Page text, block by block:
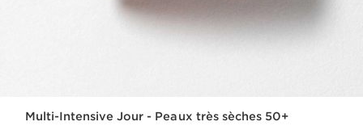
Multi-Intensive Jour - Peaux très sèches 50+